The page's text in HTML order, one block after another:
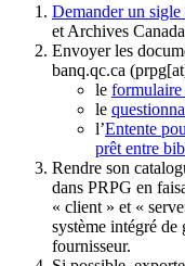
Demander un
et Archives
Envoyer les
banq.qc.ca
le formulaire
le
l’Entente
prêt entre
Rendre son
dans PRPG en
« client » et «
système intégré
fournisseur.